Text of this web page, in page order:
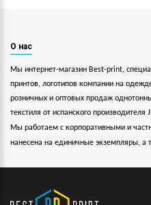
О нас
Мы интернет-магазин Best-print,
принтов, логотипов компании на
розничных и оптовых продаж
текстиля от испанского производителя
Мы работаем с корпоративными и
нанесена на единичные экземпляры, а